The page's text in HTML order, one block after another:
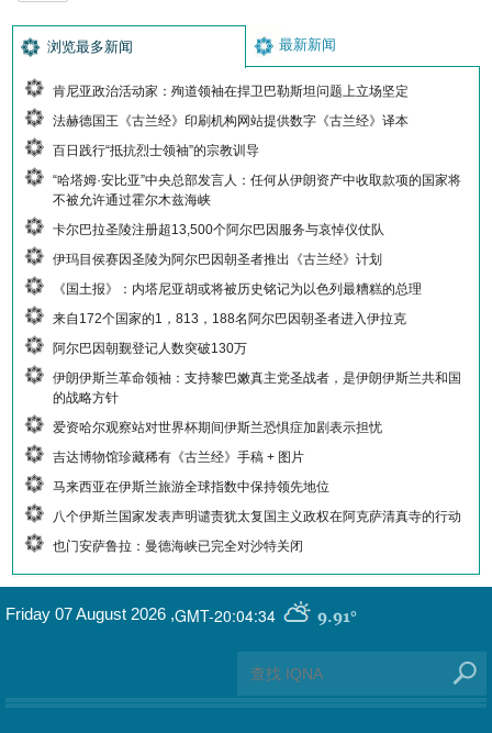
浏览最多新闻 最新新闻
肯尼亚政治活动家：殉道领袖在捍卫巴勒斯坦问题上立场坚定
法赫德国王《古兰经》印刷机构网站提供数字《古兰经》译本
百日践行“抵抗烈士领袖”的宗教训导
“哈塔姆·安比亚”中央总部发言人：任何从伊朗资产中收取款项的国家将
不被允许通过霍尔木兹海峡
卡尔巴拉圣陵注册超13,500个阿尔巴因服务与哀悼仪仗队
伊玛目侯赛因圣陵为阿尔巴因朝圣者推出《古兰经》计划
《国土报》：内塔尼亚胡或将被历史铭记为以色列最糟糕的总理
来自172个国家的1，813，188名阿尔巴因朝圣者进入伊拉克
阿尔巴因朝觐登记人数突破130万
伊朗伊斯兰革命领袖：支持黎巴嫩真主党圣战者，是伊朗伊斯兰共和国
的战略方针
爱资哈尔观察站对世界杯期间伊斯兰恐惧症加剧表示担忧
吉达博物馆珍藏稀有《古兰经》手稿 + 图片
马来西亚在伊斯兰旅游全球指数中保持领先地位
八个伊斯兰国家发表声明谴责犹太复国主义政权在阿克萨清真寺的行动
也门安萨鲁拉：曼德海峡已完全对沙特关闭
GMT-20:04:34 9.91°
Friday 07 August 2026 ,